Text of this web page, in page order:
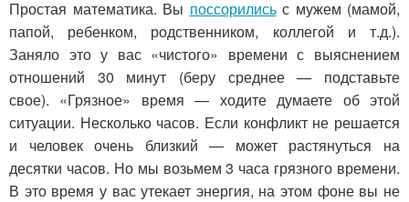
Простая математика. Вы поссорилисьс мужем (мамой,
папой, ребенком, родственником, коллегой и т.д.).
Заняло это у вас «чистого» времени с выяснением
отношений 30 минут (беру среднее — подставьте
свое). «Грязное» время — ходите думаете об этой
ситуации. Несколько часов. Если конфликт не решается
и человек очень близкий — может растянуться на
десятки часов. Но мы возьмем 3 часа грязного времени.
В это время у вас утекает энергия, на этом фоне вы не